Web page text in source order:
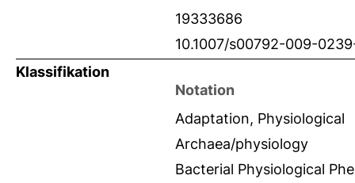
19333686
10.1007/s00792-009-
Klassifikation
Notation
Adaptation, Physiological
Archaea/physiology
Bacterial Physiological